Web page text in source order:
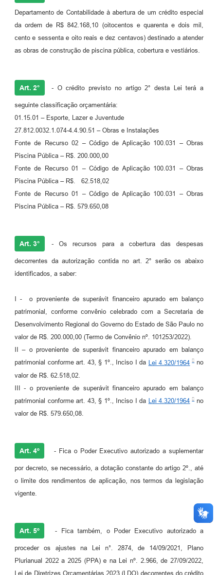
Departamento de Contabilidade à abertura de um crédito especial
da ordem de R$ 842.168,10 (oitocentos e quarenta e dois mil,
cento e sessenta e oito reais e dez centavos) destinado a atender
as obras de construção de piscina pública, cobertura e vestiários.
Art. 2° - O crédito previsto no artigo 2° desta Lei terá a
seguinte classificação orçamentária:
01.15.01 – Esporte, Lazer e Juventude
27.812.0032.1.074-4.4.90.51 – Obras e Instalações
Fonte de Recurso 02 – Código de Aplicação 100.031 – Obras
Piscina Pública – R$. 200.000,00
Fonte de Recurso 01 – Código de Aplicação 100.031 – Obras
Piscina Pública – R$. 62.518,02
Fonte de Recurso 01 – Código de Aplicação 100.031 – Obras
Piscina Pública – R$. 579.650,08
Art. 3° - Os recursos para a cobertura das despesas
decorrentes da autorização contida no art. 2° serão os abaixo
identificados, a saber:
I - o proveniente de superávit financeiro apurado em balanço
patrimonial, conforme convênio celebrado com a Secretaria de
Desenvolvimento Regional do Governo do Estado de São Paulo no
valor de R$. 200.000,00 (Termo de Convênio nº. 101253/2022).
II – o proveniente de superávit financeiro apurado em balanço
patrimonial conforme art. 43, § 1º., Inciso I da Lei 4.320/1964
no
valor de R$. 62.518,02.
III - o proveniente de superávit financeiro apurado em balanço
patrimonial conforme art. 43, § 1º., Inciso I da Lei 4.320/1964
no
valor de R$. 579.650,08.
Art. 4º - Fica o Poder Executivo autorizado a suplementar
por decreto, se necessário, a dotação constante do artigo 2º., até
o limite dos rendimentos de aplicação, nos termos da legislação
vigente.
Art. 5º - Fica também, o Poder Executivo autorizado a
proceder os ajustes na Lei n°. 2874, de 14/09/2021, Plano
Plurianual 2022 a 2025 (PPA) e na Lei nº. 2.966, de 27/09/2022,
Lei de Diretrizes Orçamentárias 2023 (LDO) decorrentes do crédito